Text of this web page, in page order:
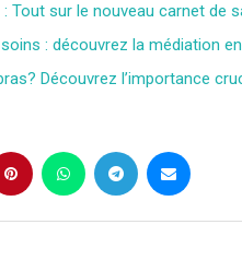
Tout sur le nouveau carnet de
: découvrez la médiation
Découvrez l’importance